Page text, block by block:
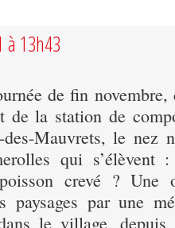
à 13h43
de fin novembre,
de la station de
des-Mauvrets, le nez
qui
crevé ? Une
paysages par une
le village, depuis